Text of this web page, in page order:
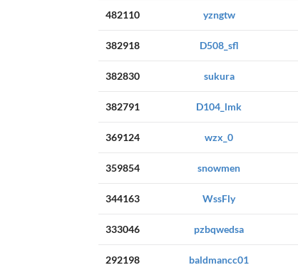
482110 yzngtw
382918 D508_sfl
382830 sukura
382791 D104_lmk
369124 wzx_0
359854 snowmen
344163 WssFly
333046 pzbqwedsa
292198 baldmancc01